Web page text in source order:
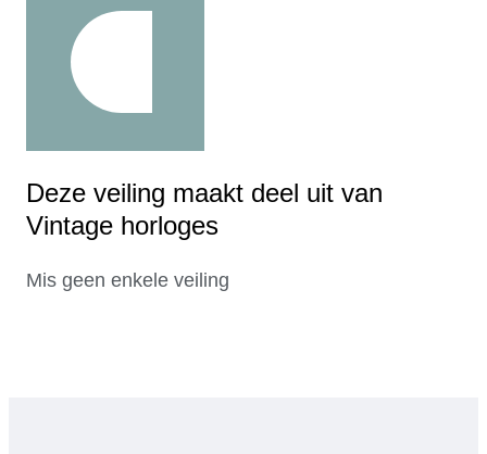
Deze veiling maakt deel uit van
Vintage horloges
Mis geen enkele veiling